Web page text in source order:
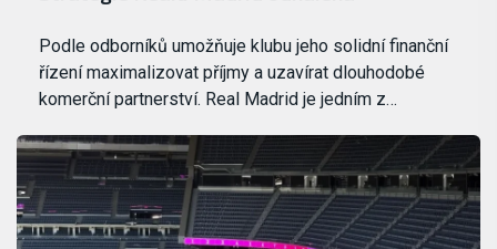
Podle odborníků umožňuje klubu jeho solidní finanční
řízení maximalizovat příjmy a uzavírat dlouhodobé
komerční partnerství. Real Madrid je jedním z…